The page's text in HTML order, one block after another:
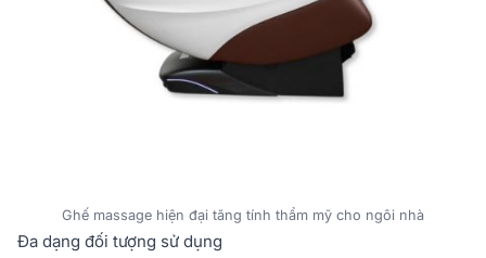
Ghế massage hiện đại tăng tính thẩm mỹ cho ngôi nhà
Đa dạng đối tượng sử dụng